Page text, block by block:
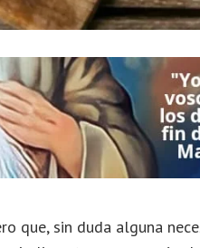
que, sin duda alguna